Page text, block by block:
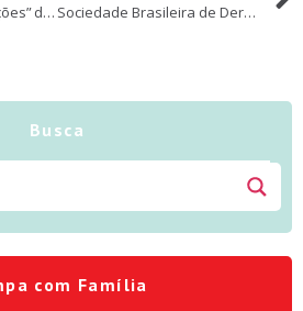
“Turma da Mônica - Lições” divulga teaser com dois novos personagens Sociedade Brasileira de Dermatologia alerta para a presença de caravelas no mar do sudeste brasileiro durante o verão
Busca
com Família